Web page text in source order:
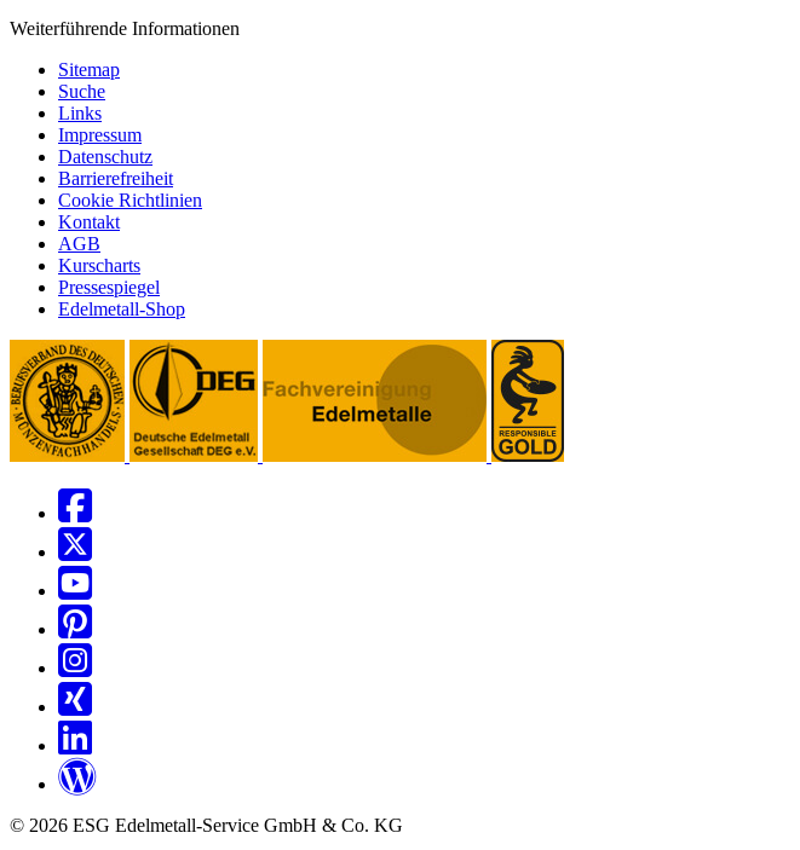
Weiterführende Informationen
Sitemap
Suche
Links
Impressum
Datenschutz
Barrierefreiheit
Cookie Richtlinien
Kontakt
AGB
Kurscharts
Pressespiegel
Edelmetall-Shop
© 2026 ESG Edelmetall-Service GmbH & Co. KG